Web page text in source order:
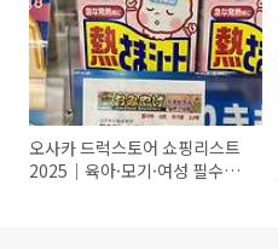
오사카 드럭스토어 쇼핑리스트
2025｜육아·모기·여성 필수템